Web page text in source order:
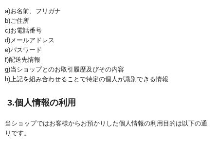
a)お名前、フリガナ
b)ご住所
c)お電話番号
d)メールアドレス
e)パスワード
f)配送先情報
g)当ショップとのお取引履歴及びその内容
h)上記を組み合わせることで特定の個人が識別できる情報
3.個人情報の利用
当ショップではお客様からお預かりした個人情報の利用目的は以下の通
りです。